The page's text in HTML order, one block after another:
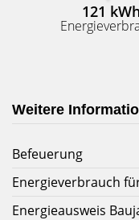
121
Weitere
Befeuerung
Energieverbrauch
Energieausweis